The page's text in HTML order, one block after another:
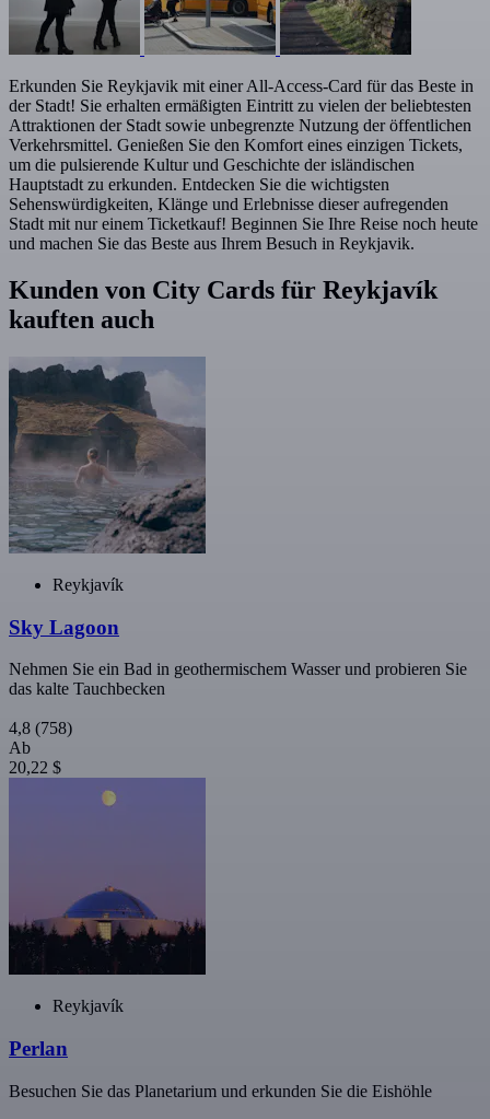
Erkunden Sie Reykjavik mit einer All-Access-Card für das Beste in
der Stadt! Sie erhalten ermäßigten Eintritt zu vielen der beliebtesten
Attraktionen der Stadt sowie unbegrenzte Nutzung der öffentlichen
Verkehrsmittel. Genießen Sie den Komfort eines einzigen Tickets,
um die pulsierende Kultur und Geschichte der isländischen
Hauptstadt zu erkunden. Entdecken Sie die wichtigsten
Sehenswürdigkeiten, Klänge und Erlebnisse dieser aufregenden
Stadt mit nur einem Ticketkauf! Beginnen Sie Ihre Reise noch heute
und machen Sie das Beste aus Ihrem Besuch in Reykjavik.
Kunden von City Cards für Reykjavík
kauften auch
Reykjavík
Sky Lagoon
Nehmen Sie ein Bad in geothermischem Wasser und probieren Sie
das kalte Tauchbecken
4,8 (758)
Ab
20,22 $
Reykjavík
Perlan
Besuchen Sie das Planetarium und erkunden Sie die Eishöhle